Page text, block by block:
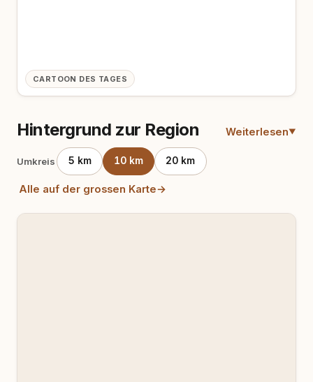
Hintergrund zur Region Weiterlesen
CARTOON DES TAGES
Umkreis 5 km 10 km 20 km
Alle auf der grossen Karte→